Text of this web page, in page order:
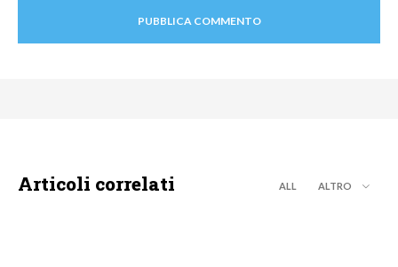
Articoli correlati ALL ALTRO